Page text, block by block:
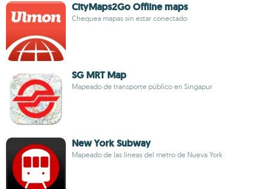
CityMaps2Go Offline maps
Chequea mapas sin estar conectado
SG MRT Map
Mapeado de transporte público en Singapur
New York Subway
Mapeado de las líneas del metro de Nueva York